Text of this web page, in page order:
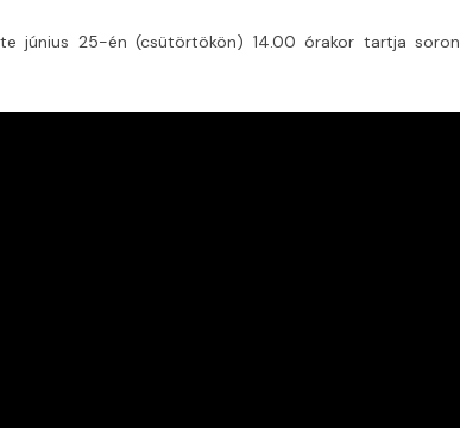
június 25-én (csütörtökön) 14.00 órakor tartja soron